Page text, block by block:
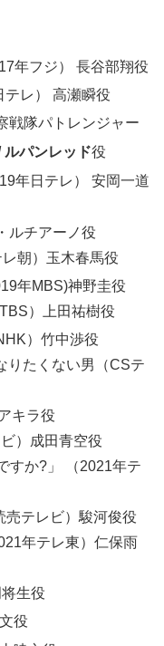
年フジ） 長谷部翔役
レ） 高瀬瞬役
戦隊パトレンジャー
ルパンレッド役
年日テレ） 安岡一道
ルチアーノ役
朝）玉木春馬役
年MBS)神野圭役
）上田祐樹役
）竹中渉役
りたくない男（CSテ
キラ役
）成田青空役
すか?」 （2021年テ
売テレビ）駿河俊役
年テレ東）仁保雨
生役
役